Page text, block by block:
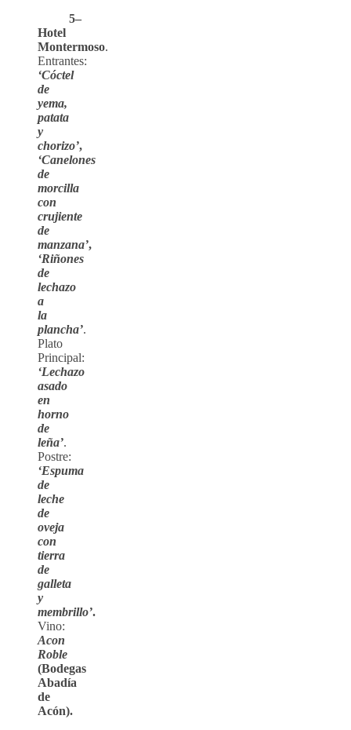
5–
Hotel
Montermoso.
Entrantes:
‘Cóctel
de
yema,
patata
y
chorizo’,
‘Canelones
de
morcilla
con
crujiente
de
manzana’,
‘Riñones
de
lechazo
a
la
plancha’.
Plato
Principal:
‘Lechazo
asado
en
horno
de
leña’.
Postre:
‘Espuma
de
leche
de
oveja
con
tierra
de
galleta
y
membrillo’.
Vino:
Acon
Roble
(Bodegas
Abadía
de
Acón).